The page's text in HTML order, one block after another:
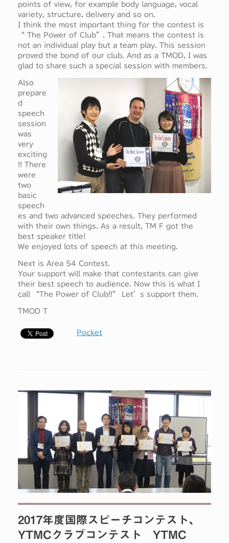
points of view, for example body language, vocal
variety, structure, delivery and so on.
I think the most important thing for the contest is
“ The Power of Club”. That means the contest is
not an individual play but a team play. This session
proved the bond of our club. And as a TMOD, I was
glad to share such a special session with members.
Also
prepare
d
speech
session
was
very
exciting
!! There
were
two
basic
speech
es and two advanced speeches. They performed
with their own things. As a result, TM F got the
best speaker title!
We enjoyed lots of speech at this meeting.
Next is Area 54 Contest.
Your support will make that contestants can give
their best speech to audience. Now this is what I
call “The Power of Club!!” Let’s support them.
TMOD T
Pocket
2017年度国際スピーチコンテスト、
YTMCクラブコンテスト YTMC